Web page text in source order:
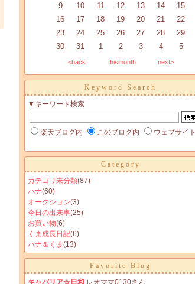
9
10 11 12 13 14
15
16
17 18 19 20 21
22
23
24 25 26 27 28
29
30
31 1 2 3 4 5
<back thismonth next>
Keyword Search
▼キーワード検索
楽天ブログ内 このブログ内 ウェブサイト
Category
カテゴリ未分類(87)
ハナ(60)
オークション(3)
今日の出来事(25)
お買い物(6)
くま成長日記(6)
ハナ＆くま (13)
Favorite Blog
キャバリア☆日和 レオママ0130さん